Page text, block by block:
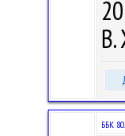
ББК 80.